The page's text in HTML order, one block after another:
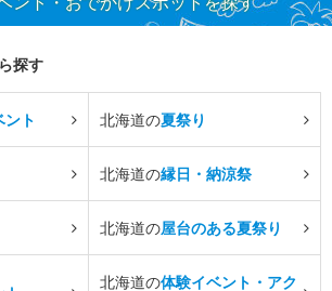
探す
ント 北海道の夏祭り
北海道の縁日・納涼祭
北海道の屋台のある夏祭り
北海道の体験イベント・アク